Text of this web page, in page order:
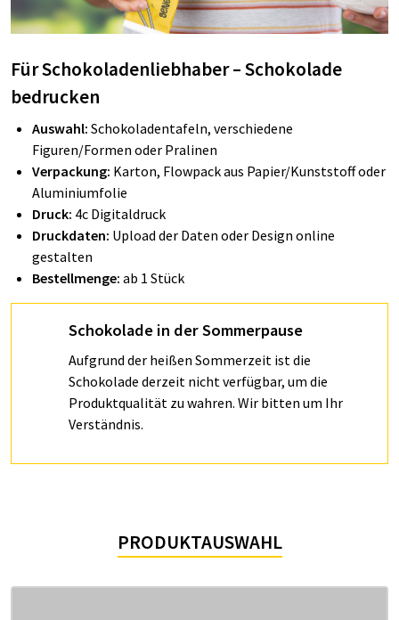
Für Schokoladenliebhaber – Schokolade
bedrucken
Auswahl: Schokoladentafeln, verschiedene
Figuren/Formen oder Pralinen
Verpackung: Karton, Flowpack aus Papier/Kunststoff oder
Aluminiumfolie
Druck: 4c Digitaldruck
Druckdaten: Upload der Daten oder Design online
gestalten
Bestellmenge: ab 1 Stück
Schokolade in der Sommerpause
Aufgrund der heißen Sommerzeit ist die
Schokolade derzeit nicht verfügbar, um die
Produktqualität zu wahren. Wir bitten um Ihr
Verständnis.
PRO­DUKT­AUS­WAHL